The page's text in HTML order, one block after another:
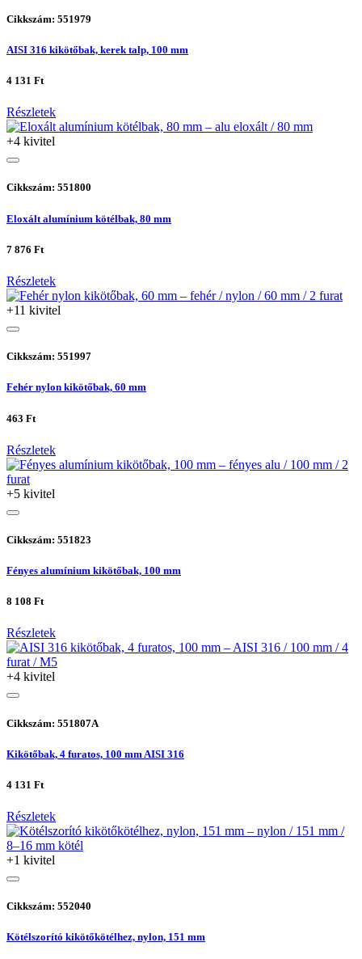
Cikkszám: 551979
AISI 316 kikötőbak, kerek talp, 100 mm
4 131 Ft
Részletek
+4 kivitel
Cikkszám: 551800
Eloxált alumínium kötélbak, 80 mm
7 876 Ft
Részletek
+11 kivitel
Cikkszám: 551997
Fehér nylon kikötőbak, 60 mm
463 Ft
Részletek
+5 kivitel
Cikkszám: 551823
Fényes alumínium kikötőbak, 100 mm
8 108 Ft
Részletek
+4 kivitel
Cikkszám: 551807A
Kikötőbak, 4 furatos, 100 mm AISI 316
4 131 Ft
Részletek
+1 kivitel
Cikkszám: 552040
Kötélszorító kikötőkötélhez, nylon, 151 mm